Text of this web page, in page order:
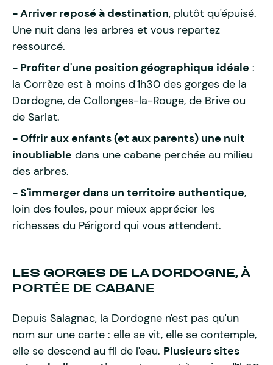
- Arriver reposé à destination, plutôt qu'épuisé.
Une nuit dans les arbres et vous repartez
ressourcé.
- Profiter d'une position géographique idéale :
la Corrèze est à moins d'1h30 des gorges de la
Dordogne, de Collonges-la-Rouge, de Brive ou
de Sarlat.
- Offrir aux enfants (et aux parents) une nuit
inoubliable dans une cabane perchée au milieu
des arbres.
- S'immerger dans un territoire authentique,
loin des foules, pour mieux apprécier les
richesses du Périgord qui vous attendent.
LES GORGES DE LA DORDOGNE, À
PORTÉE DE CABANE
Depuis Salagnac, la Dordogne n'est pas qu'un
nom sur une carte : elle se vit, elle se contemple,
elle se descend au fil de l'eau. Plusieurs sites